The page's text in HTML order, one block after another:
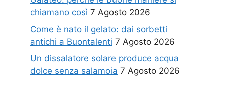
chiamano così 7 Agosto 2026
Come è nato il gelato: dai sorbetti
antichi a Buontalenti 7 Agosto 2026
Un dissalatore solare produce acqua
dolce senza salamoia 7 Agosto 2026